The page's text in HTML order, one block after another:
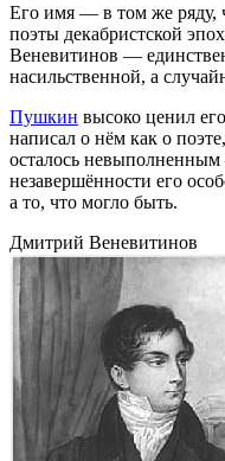
Его имя — в том же ряду,
поэты декабристской
Веневитинов —
насильственной, а
Пушкин высоко ценил
написал о нём как о
осталось
незавершённости его
а то, что могло быть.
Дмитрий Веневитинов